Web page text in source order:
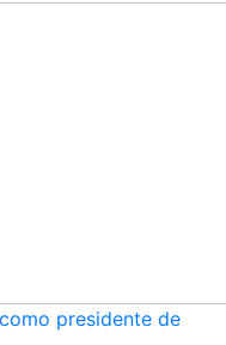
presidente de